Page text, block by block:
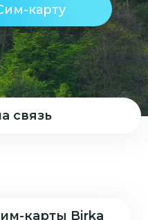
карту
связь
карты Birka